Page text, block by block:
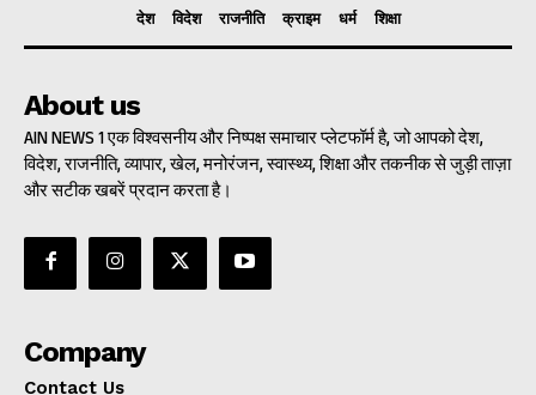
देश विदेश राजनीति क्राइम धर्म शिक्षा
About us
AIN NEWS 1 एक विश्वसनीय और निष्पक्ष समाचार प्लेटफॉर्म है, जो आपको देश,
विदेश, राजनीति, व्यापार, खेल, मनोरंजन, स्वास्थ्य, शिक्षा और तकनीक से जुड़ी ताज़ा
और सटीक खबरें प्रदान करता है।
Company
Contact Us